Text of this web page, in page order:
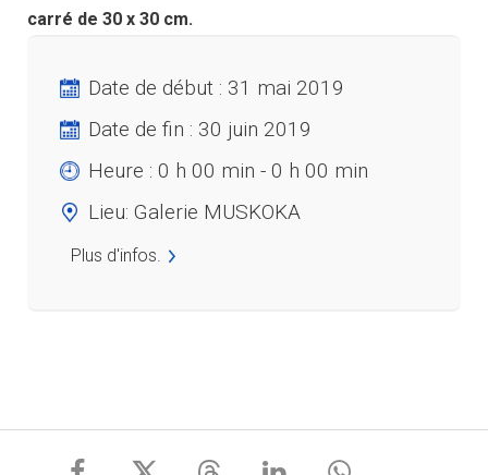
Date de début : 31 mai 2019
Date de fin : 30 juin 2019
Heure : 0 h 00 min - 0 h 00 min
Lieu: Galerie MUSKOKA
Plus d'infos.
carré de 30 x 30 cm.